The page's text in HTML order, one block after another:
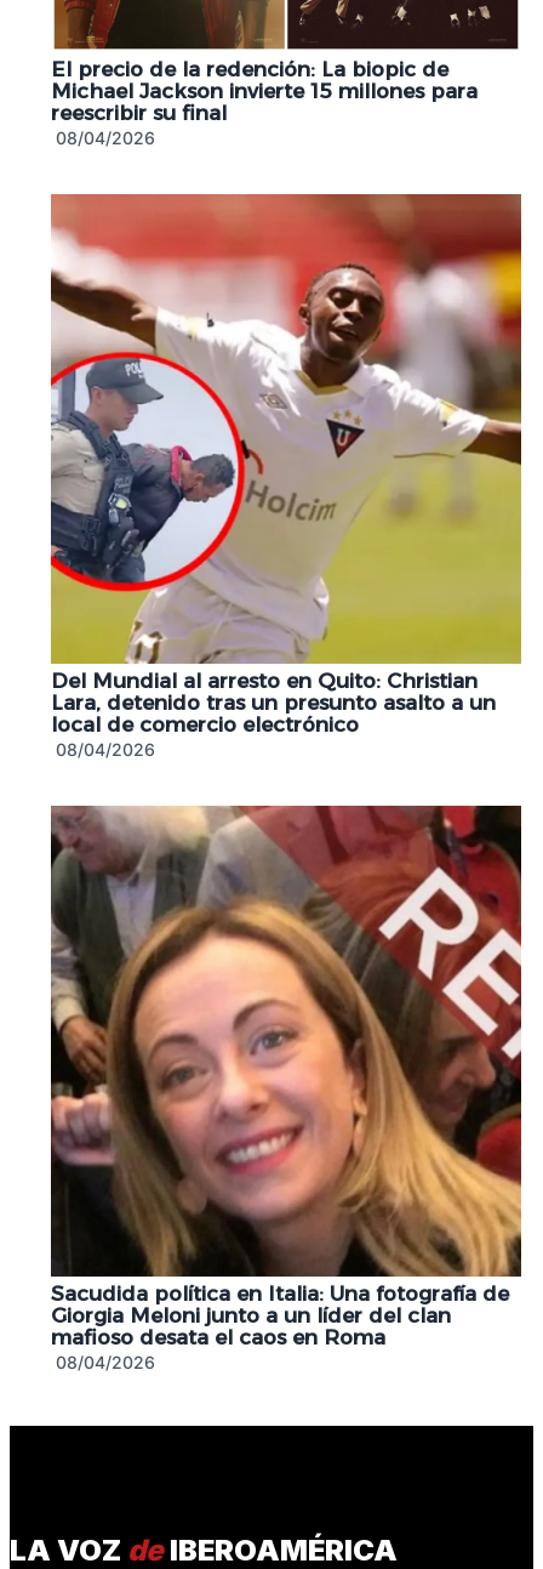
El precio de la redención: La biopic de
Michael Jackson invierte 15 millones para
reescribir su final
08/04/2026
Del Mundial al arresto en Quito: Christian
Lara, detenido tras un presunto asalto a un
local de comercio electrónico
08/04/2026
Sacudida política en Italia: Una fotografía de
Giorgia Meloni junto a un líder del clan
mafioso desata el caos en Roma
08/04/2026
LA VOZ deIBEROAMÉRICA